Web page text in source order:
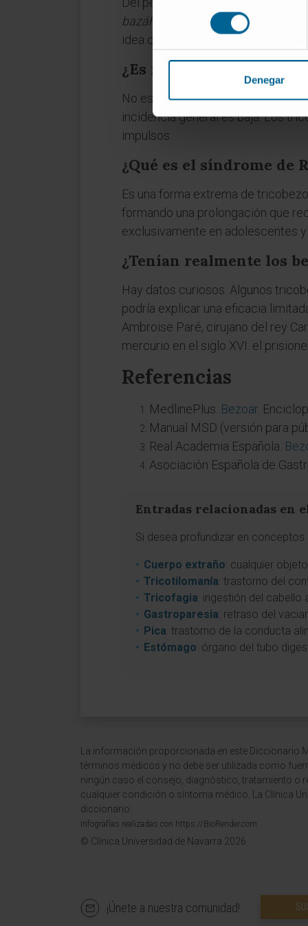
consentimiento
Denegar
bazáhr
. Su origen refleja la
idea que gozó de enorme
¿Es frecuente el bezoar
No especialmente. Los
incidencia general es baja. Los
impulsos.
¿Qué es el síndrome de
Es una forma extrema de
formando una prolongación que
exclusivamente en adolescentes
¿Tenían realmente los
Hay datos curiosos. Algunos
podría explicar una eficacia
Ambroise Paré, cirujano del rey
mercurio en el siglo XVI: el
Referencias
MedlinePlus. Bezoar .
Manual MSD (versión para
Real Academia Española.
Asociación Española de
Entradas relacionadas en
Si desea profundizar en
Cuerpo extraño: cualquier
Tricotilomanía: trastorno del
Tricofagia: ingestión del
Gastroparesia: retraso del
Pica: trastorno de la conducta
Estómago: órgano del tubo
La información proporcionada en este Diccionario
términos médicos y no debe ser utilizada como
ningún caso el consejo, diagnóstico, tratamiento o
cualquier condición o síntoma médico. La Clínica
diccionario.
Infografías realizadas con https://BioRender.com
© Clínica Universidad de Navarra 2026
¡Únete a nuestra comunidad!